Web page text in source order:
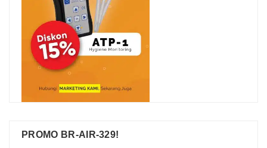
PROMO BR-AIR-329!